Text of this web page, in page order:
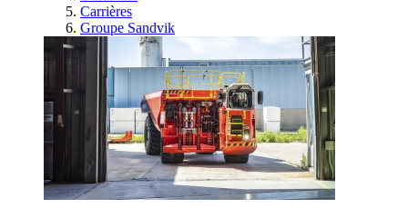
Carrières
Groupe Sandvik